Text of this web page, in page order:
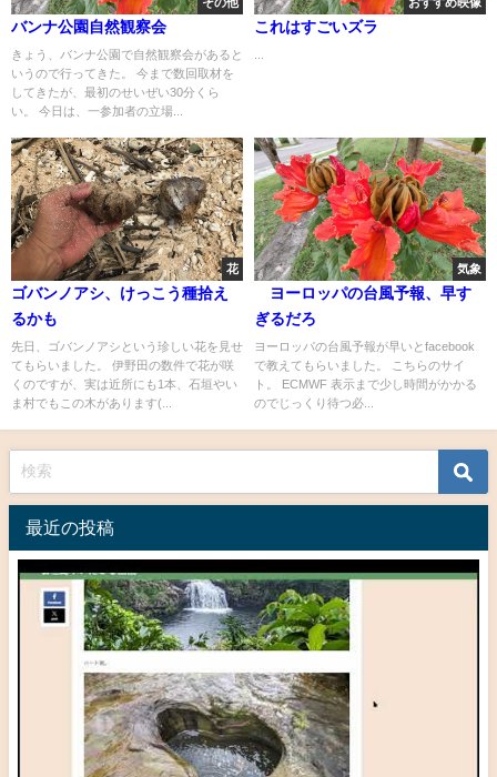
その他
バンナ公園自然観察会
きょう、バンナ公園で自然観察会があると
いうので行ってきた。 今まで数回取材を
してきたが、最初のせいぜい30分くら
い。 今日は、一参加者の立場...
おすすめ映像
これはすごいズラ
花
ゴバンノアシ、けっこう種拾え
るかも
先日、ゴバンノアシという珍しい花を見せ
てもらいました。 伊野田の数件で花が咲
くのですが、実は近所にも1本、石垣やい
ま村でもこの木があります(...
気象
ヨーロッパの台風予報、早す
ぎるだろ
ヨーロッパの台風予報が早いとfacebook
で教えてもらいました。 こちらのサイ
ト。 ECMWF 表示まで少し時間がかかる
のでじっくり待つ必...
最近の投稿